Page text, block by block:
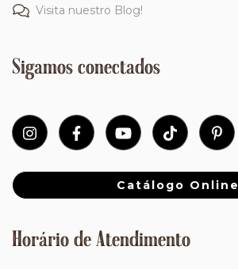
Visita nuestro Blog!
Sigamos conectados
Catálogo Online
Horário de Atendimento